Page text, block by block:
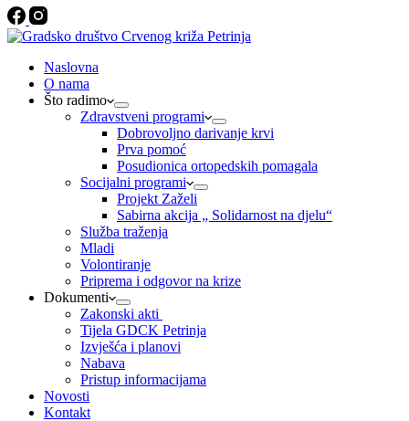
Naslovna
O nama
Što radimo
Zdravstveni programi
Dobrovoljno darivanje krvi
Prva pomoć
Posudionica ortopedskih pomagala
Socijalni programi
Projekt Zaželi
Sabirna akcija „ Solidarnost na djelu“
Služba traženja
Mladi
Volontiranje
Priprema i odgovor na krize
Dokumenti
Zakonski akti
Tijela GDCK Petrinja
Izvješća i planovi
Nabava
Pristup informacijama
Novosti
Kontakt